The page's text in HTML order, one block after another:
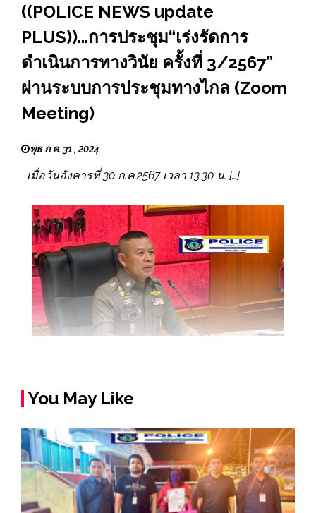
((POLICE NEWS update
PLUS))...การประชุม“เร่งรัดการ
ดำเนินการทางวินัย ครั้งที่ 3/2567”
ผ่านระบบการประชุมทางไกล (Zoom
Meeting)
พุธ ก.ค. 31 , 2024
เมื่อวันอังคารที่ 30 ก.ค.2567 เวลา 13.30 น. […]
You May Like